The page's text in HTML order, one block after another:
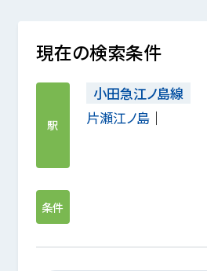
現在の検索条件
駅
小田急江ノ島線
片瀬江ノ島
条件